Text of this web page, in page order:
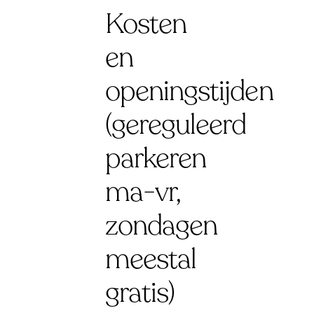
Kosten
en
openingstijden
(gereguleerd
parkeren
ma-vr,
zondagen
meestal
gratis)